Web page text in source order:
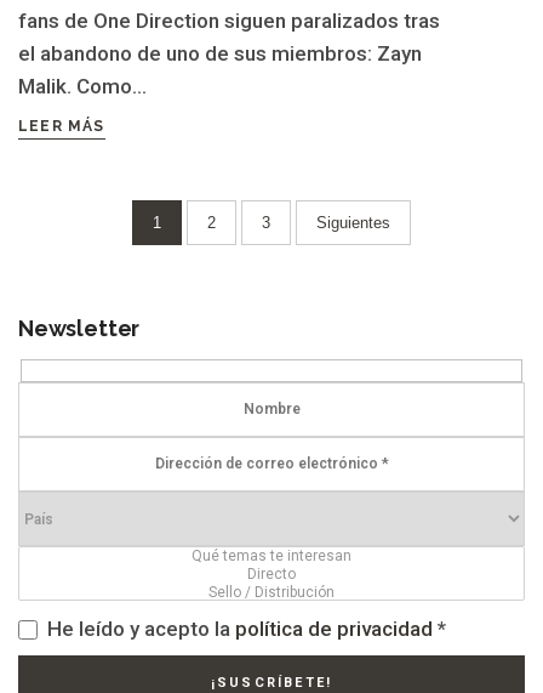
fans de One Direction siguen paralizados tras
el abandono de uno de sus miembros: Zayn
Malik. Como...
LEER MÁS
Paginación
entradas
1 2 3 Siguientes
Newsletter
He leído y acepto la política de privacidad *